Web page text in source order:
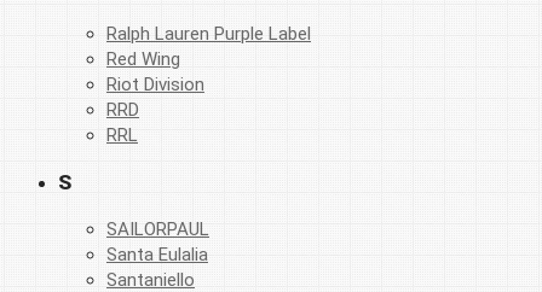
Ralph Lauren Purple Label
Red Wing
Riot Division
RRD
RRL
S
SAILORPAUL
Santa Eulalia
Santaniello